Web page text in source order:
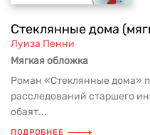
Стеклянные дома
Луиза Пенни
Мягкая обложка
Роман «Стеклянные дома»
расследований старшего
обаят...
ПОДРОБНЕЕ